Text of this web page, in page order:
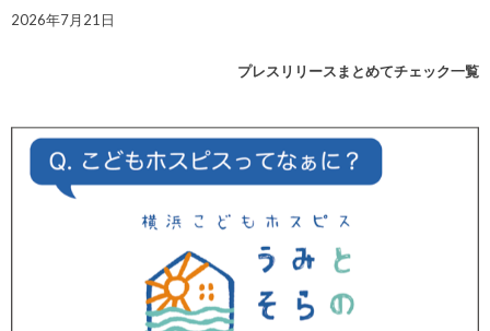
2026年7月21日
プレスリリースまとめてチェック一覧